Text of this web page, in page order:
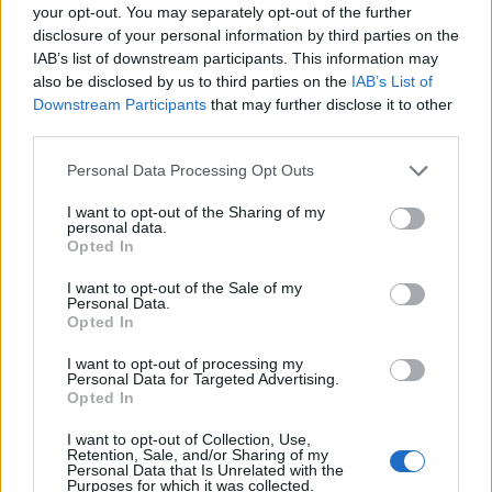
your opt-out. You may separately opt-out of the further
disclosure of your personal information by third parties on the
IAB’s list of downstream participants. This information may
also be disclosed by us to third parties on the IAB’s List of
Downstream Participants that may further disclose it to other
Personal Data Processing Opt Outs
I want to opt-out of the Sharing of my
personal data.
Opted In
I want to opt-out of the Sale of my
Personal Data.
Opted In
I want to opt-out of processing my
Personal Data for Targeted Advertising.
Opted In
I want to opt-out of Collection, Use,
Retention, Sale, and/or Sharing of my
Personal Data that Is Unrelated with the
Purposes for which it was collected.
ΤΕΛΕΥΤΑΙΕΣ ΕΙΔΗΣΕΙΣ